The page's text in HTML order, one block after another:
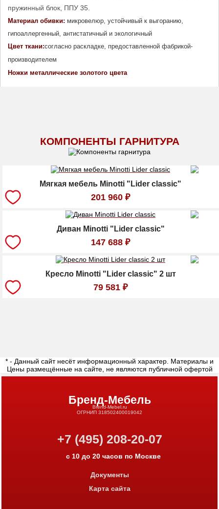
пружинный блок, ППУ 35.
Материал обивки: микровелюр, устойчивый к выгоранию,
гипоаллергенный, антистатичный и экологичный
Цвет ткани:согласно раскладке, предоставленной фабрикой-
производителем
Ножки металлические золотого цвета
КОМПОНЕНТЫ ГАРНИТУРА
Мягкая мебель Minotti "Lider classic"
201 960 ₽
Диван Minotti "Lider classic"
147 688 ₽
Кресло Minotti "Lider classic" 2 шт
79 581 ₽
* - Данный сайт несёт информационный характер. Материалы и
Цены размещённые на сайте, не являются публичной офертой
Бренд-Мебель
Brend-Mebel.ru
ОГРНИП 318502400019042
+7 (495) 208-20-07
с 10 до 20 часов по Москве
Документы
Карта сайта